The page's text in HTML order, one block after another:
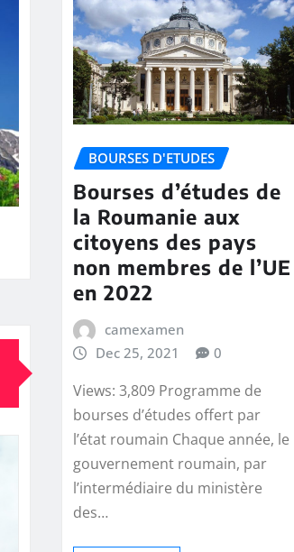
BOURSES D'ETUDES
Bourses d’études de
la Roumanie aux
citoyens des pays
non membres de l’UE
en 2022
camexamen
Dec 25, 2021
0
Views: 3,809 Programme de
bourses d’études offert par
l’état roumain Chaque année, le
gouvernement roumain, par
l’intermédiaire du ministère
des…